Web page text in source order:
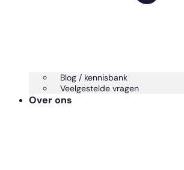
Blog / kennisbank
Veelgestelde vragen
Over ons